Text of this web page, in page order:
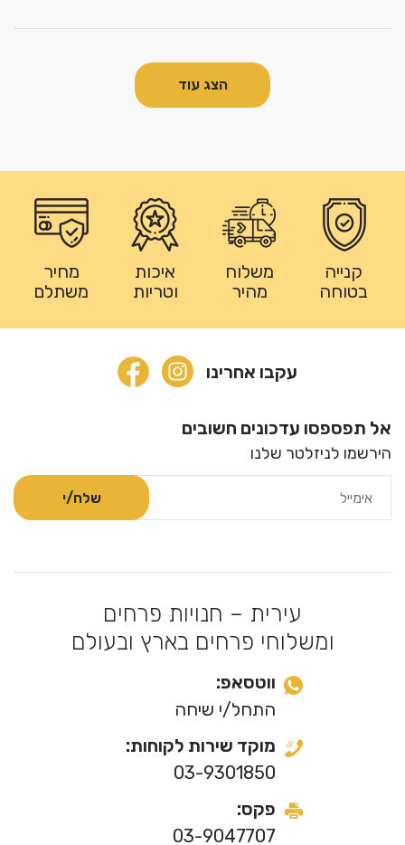
הצג עוד
קנייה
בטוחה
משלוח
מהיר
איכות
וטריות
מחיר
משתלם
עקבו אחרינו
אל תפספסו עדכונים חשובים
הירשמו לניזלטר שלנו
עירית – חנויות פרחים
ומשלוחי פרחים בארץ ובעולם
ווטסאפ:
התחל/י שיחה
מוקד שירות לקוחות:
03-9301850
פקס:
03-9047707